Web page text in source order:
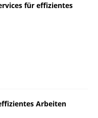
für effizientes
Arbeiten